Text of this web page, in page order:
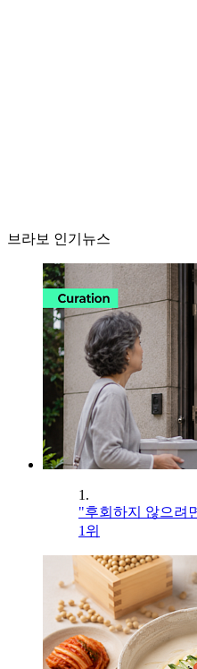
브라보 인기뉴스
1.
"후회하지 않으려
1위